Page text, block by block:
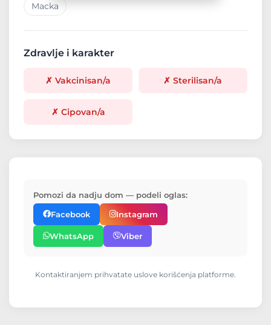
Macka
Zdravlje i karakter
✗ Vakcinisan/a ✗ Sterilisan/a
✗ Cipovan/a
Pomozi da nadju dom — podeli oglas:
Facebook
Instagram
WhatsApp Viber
Kontaktiranjem prihvatate uslove korišćenja platforme.